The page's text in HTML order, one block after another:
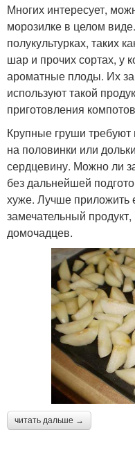
Многих интересует,
морозилке в целом
полукультурках, таких
шар и прочих сортах, у
ароматные плоды. Их
используют такой
приготовления
Крупные груши требуют
на половинки или
сердцевину. Можно ли
без дальнейшей
хуже. Лучше приложить
замечательный
домочадцев.
читать дальше →